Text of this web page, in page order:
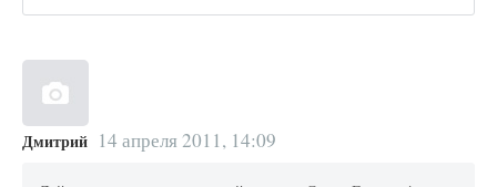
Дмитрий 14 апреля 2011, 14:09